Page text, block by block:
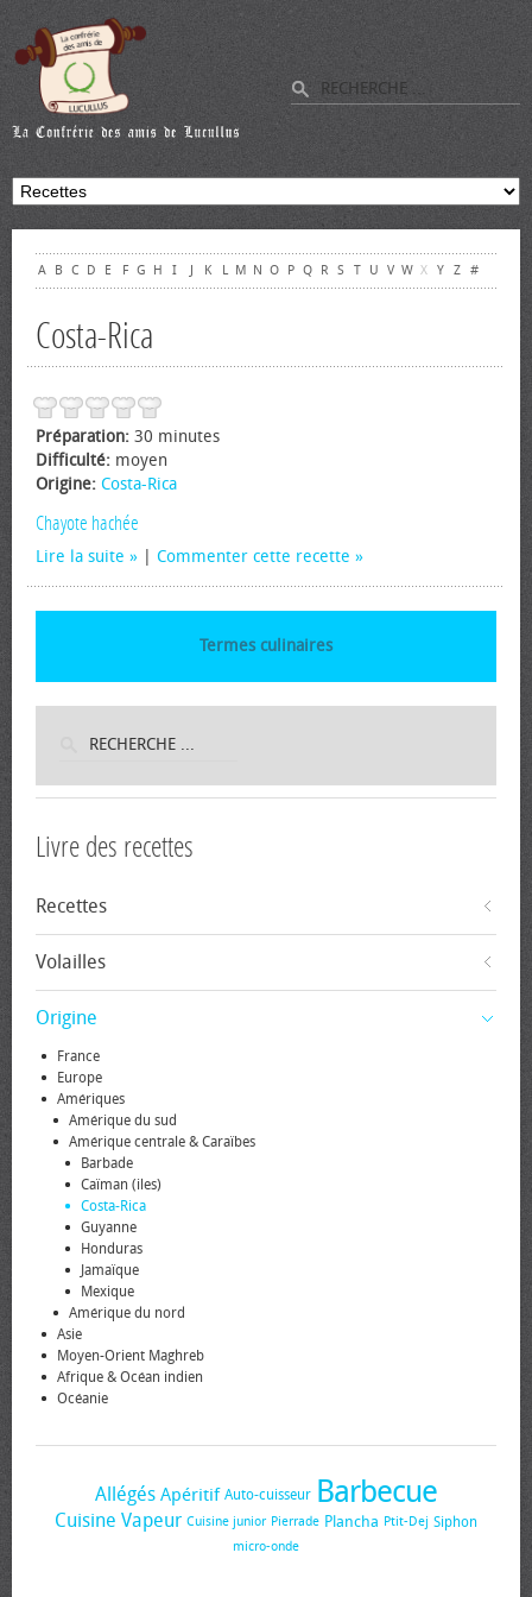
A B C D E F G H I J K L M N O P Q R S T U V W X Y Z #
Costa-Rica
Préparation: 30 minutes
Difficulté: moyen
Origine: Costa-Rica
Chayote hachée
Lire la suite Commenter cette recette
Termes culinaires
Livre des recettes
Recettes
Volailles
Origine
France
Europe
Amériques
Amérique du sud
Amérique centrale & Caraïbes
Barbade
Caïman (iles)
Costa-Rica
Guyanne
Honduras
Jamaïque
Mexique
Amérique du nord
Asie
Moyen-Orient Maghreb
Afrique & Océan indien
Océanie
Allégés Apéritif Auto-cuisseur Barbecue
Cuisine Vapeur Cuisine junior Pierrade Plancha Ptit-Dej Siphon
micro-onde